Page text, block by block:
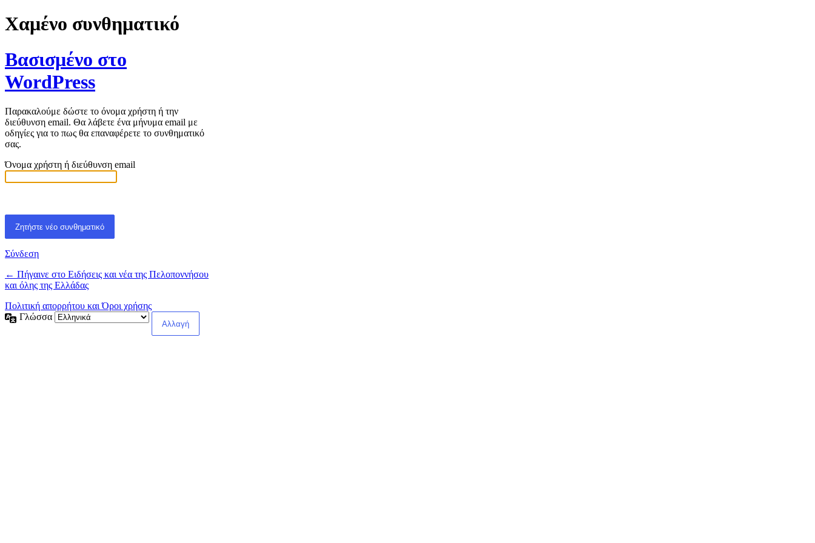
Χαμένο συνθηματικό
Βασισμένο στο
WordPress
Παρακαλούμε δώστε το όνομα χρήστη ή την
διεύθυνση email. Θα λάβετε ένα μήνυμα email με
οδηγίες για το πως θα επαναφέρετε το συνθηματικό
σας.
Όνομα χρήστη ή διεύθυνση email
Σύνδεση
← Πήγαινε στο Ειδήσεις και νέα της Πελοποννήσου
και όλης της Ελλάδας
Πολιτική απορρήτου και Όροι χρήσης
Γλώσσα